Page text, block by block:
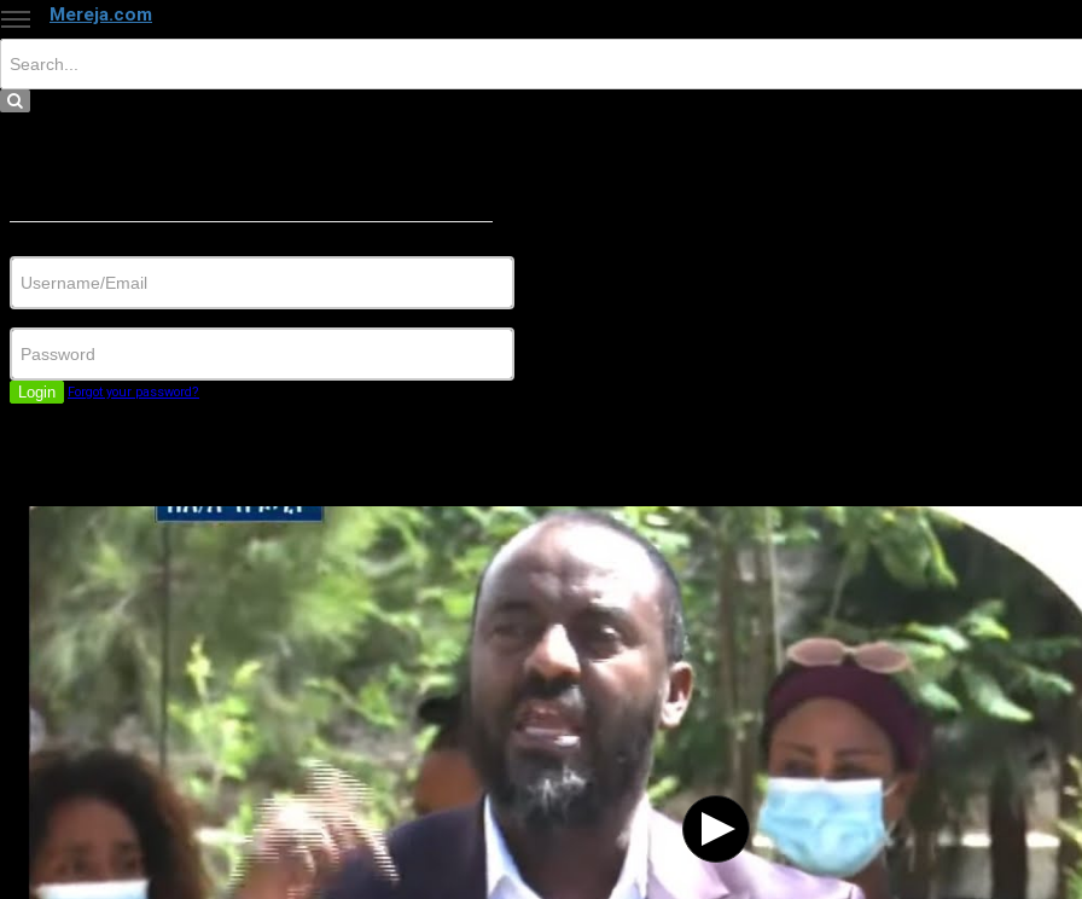
Mereja.com
Login Forgot your password?